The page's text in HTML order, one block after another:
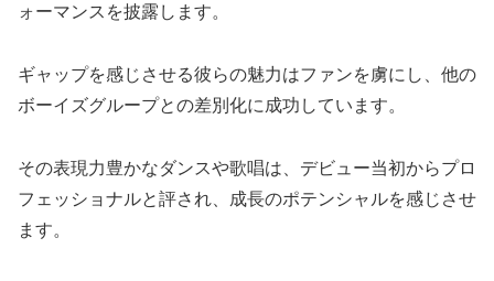
ォーマンスを披露します。
ギャップを感じさせる彼らの魅力はファンを虜にし、他の
ボーイズグループとの差別化に成功しています。
その表現力豊かなダンスや歌唱は、デビュー当初からプロ
フェッショナルと評され、成長のポテンシャルを感じさせ
ます。